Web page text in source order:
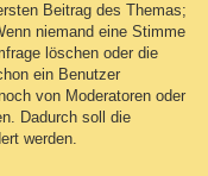
Beitrag des Themas;
niemand eine Stimme
löschen oder die
ein Benutzer
von Moderatoren oder
Dadurch soll die
werden.